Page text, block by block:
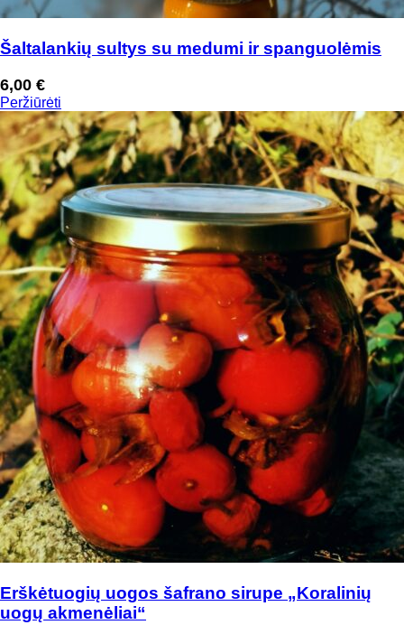
Šaltalankių sultys su medumi ir spanguolėmis
6,00 €
Peržiūrėti
Erškėtuogių uogos šafrano sirupe „Koralinių
uogų akmenėliai“